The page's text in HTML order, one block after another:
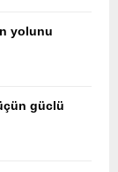
yolunu
güclü